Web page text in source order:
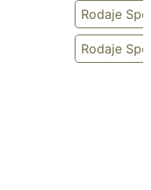
Rodaje
Rodaje